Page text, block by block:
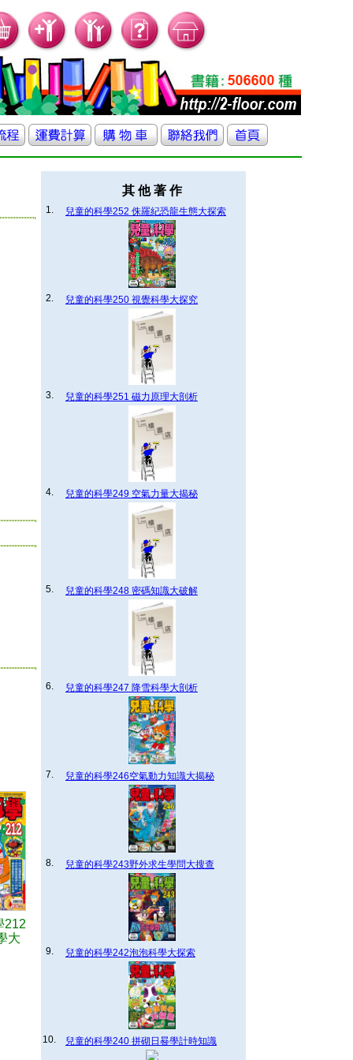
212
大
其 他 著 作
1. 兒童的科學252 侏羅紀恐龍生態大探索
2. 兒童的科學250 視覺科學大探究
3. 兒童的科學251 磁力原理大剖析
4. 兒童的科學249 空氣力量大揭秘
5. 兒童的科學248 密碼知識大破解
6. 兒童的科學247 降雪科學大剖析
7. 兒童的科學246空氣動力知識大揭秘
8. 兒童的科學243野外求生學問大搜查
9. 兒童的科學242泡泡科學大探索
10. 兒童的科學240 拼砌日晷學計時知識